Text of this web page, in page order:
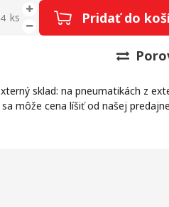
ks Pridať do
sklad: na pneumatikách z
môže cena líšiť od našej